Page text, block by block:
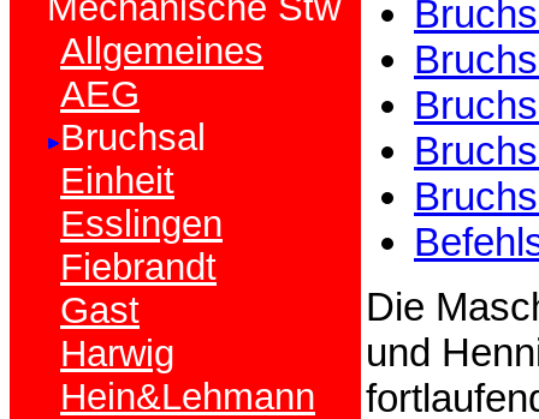
Allgemeines
AEG
Bruchsal
Einheit
Esslingen
Fiebrandt
Gast
Harwig
Hein&Lehmann
Die
und